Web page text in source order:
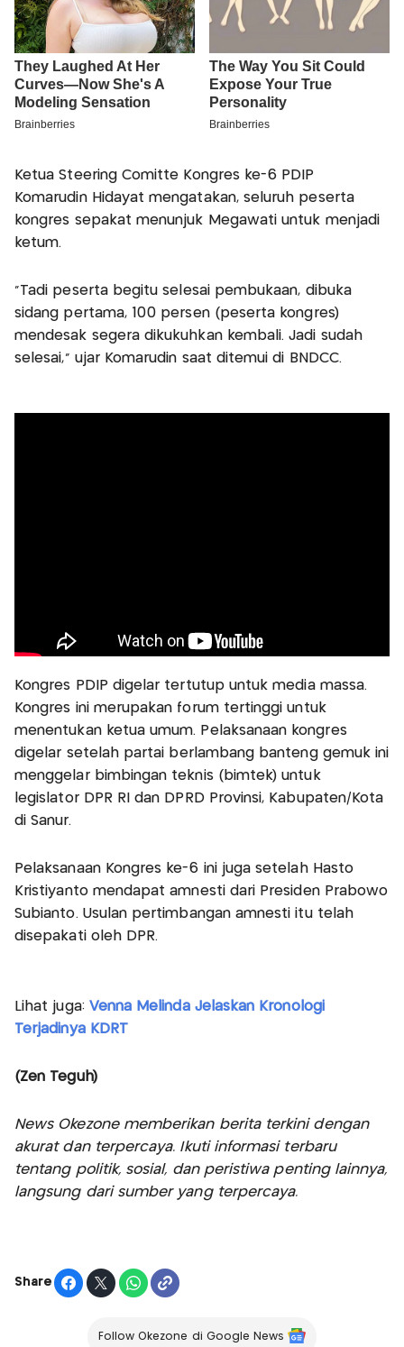
Ketua Steering Comitte Kongres ke-6 PDIP
Komarudin Hidayat mengatakan, seluruh peserta
kongres sepakat menunjuk Megawati untuk menjadi
ketum.
"Tadi peserta begitu selesai pembukaan, dibuka
sidang pertama, 100 persen (peserta kongres)
mendesak segera dikukuhkan kembali. Jadi sudah
selesai," ujar Komarudin saat ditemui di BNDCC.
Kongres PDIP digelar tertutup untuk media massa.
Kongres ini merupakan forum tertinggi untuk
menentukan ketua umum. Pelaksanaan kongres
digelar setelah partai berlambang banteng gemuk ini
menggelar bimbingan teknis (bimtek) untuk
legislator DPR RI dan DPRD Provinsi, Kabupaten/Kota
di Sanur.
Pelaksanaan Kongres ke-6 ini juga setelah Hasto
Kristiyanto mendapat amnesti dari Presiden Prabowo
Subianto. Usulan pertimbangan amnesti itu telah
disepakati oleh DPR.
Lihat juga: Venna Melinda Jelaskan Kronologi
Terjadinya KDRT
(Zen Teguh)
News Okezone memberikan berita terkini dengan
akurat dan terpercaya. Ikuti informasi terbaru
tentang politik, sosial, dan peristiwa penting lainnya,
langsung dari sumber yang terpercaya.
Share
Follow Okezone di Google News